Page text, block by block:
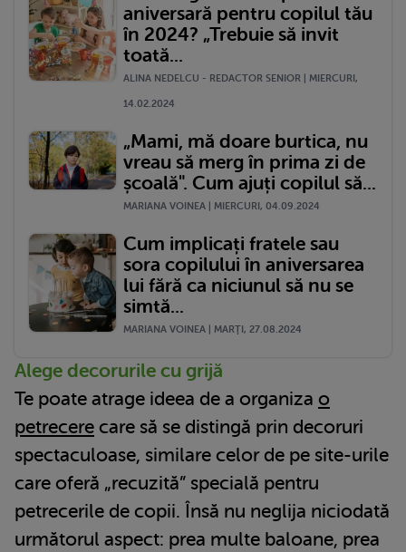
aniversară pentru copilul tău
în 2024? „Trebuie să invit
toată...
ALINA NEDELCU - REDACTOR SENIOR | MIERCURI,
14.02.2024
„Mami, mă doare burtica, nu
vreau să merg în prima zi de
școală". Cum ajuți copilul să...
MARIANA VOINEA | MIERCURI, 04.09.2024
Cum implicați fratele sau
sora copilului în aniversarea
lui fără ca niciunul să nu se
simtă...
MARIANA VOINEA | MARŢI, 27.08.2024
Alege decorurile cu grijă
Te poate atrage ideea de a organiza o
petrecere care să se distingă prin decoruri
spectaculoase, similare celor de pe site-urile
care oferă „recuzită” specială pentru
petrecerile de copii. Însă nu neglija niciodată
următorul aspect: prea multe baloane, prea